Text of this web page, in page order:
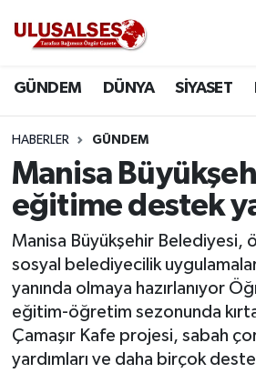
GÜNDEM DÜNYA SİYASET
HABERLER GÜNDEM
Manisa
eğitime destek
Manisa Büyükşehir Belediyesi,
sosyal belediyecilik
yanında olmaya hazırlanıyor
eğitim-öğretim sezonunda
Çamaşır Kafe projesi, sabah
yardımları ve daha birçok
DÜNYA
SİYASET
EKONOMİ
EĞİTİM
MAGAZİN
Trafik Durumu
Süper Lig Puan Durumu ve
Tüm Manşetler
Son Dakika Haberleri
Haber Arşivi